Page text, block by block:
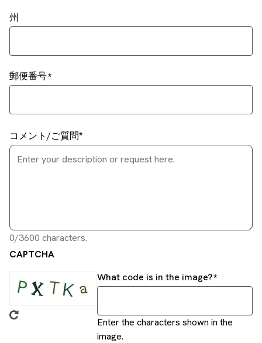
州
郵便番号
コメント/ご質問
0/3600 characters.
CAPTCHA
What code is in the image?
Enter the characters shown in the
image.